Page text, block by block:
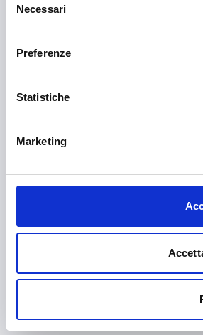
delNecessari
Preferenze
Statistiche
Marketing
Ricerca Scientifica
Ristrutturazione, recupero,
Sanità
Settore apistico
Soluzioni Hardware e/o software